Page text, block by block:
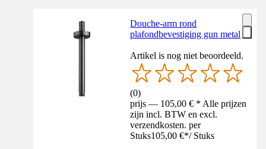
Douche-arm rond
plafondbevestiging gun metal
Artikel is nog niet beoordeeld.
(0)
prijs — 105,00 € * Alle prijzen
zijn incl. BTW en excl.
verzendkosten. per
Stuks105,00 €*/ Stuks